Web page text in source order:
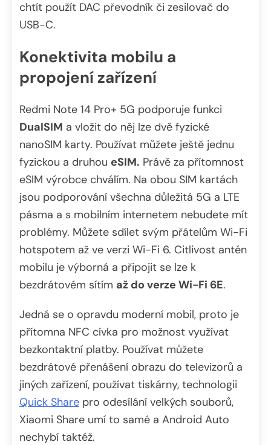
chtít použít DAC převodník či zesilovač do
USB-C.
Konektivita mobilu a
propojení zařízení
Redmi Note 14 Pro+ 5G podporuje funkci
DualSIM a vložit do něj lze dvě fyzické
nanoSIM karty. Používat můžete ještě jednu
fyzickou a druhou eSIM. Právě za přítomnost
eSIM výrobce chválím. Na obou SIM kartách
jsou podporování všechna důležitá 5G a LTE
pásma a s mobilním internetem nebudete mít
problémy. Můžete sdílet svým přátelům Wi-Fi
hotspotem až ve verzi Wi-Fi 6. Citlivost antén
mobilu je výborná a připojit se lze k
bezdrátovém sítím až do verze Wi-Fi 6E.
Jedná se o opravdu moderní mobil, proto je
přítomna NFC cívka pro možnost využívat
bezkontaktní platby. Používat můžete
bezdrátové přenášení obrazu do televizorů a
jiných zařízení, používat tiskárny, technologii
Quick Share pro odesílání velkých souborů,
Xiaomi Share umí to samé a Android Auto
nechybí taktéž.